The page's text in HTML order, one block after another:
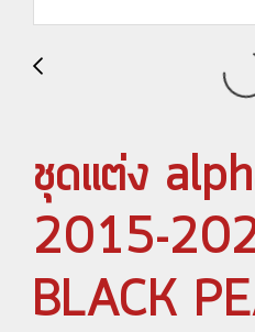
ชุดแต่ง
2015-
BLACK